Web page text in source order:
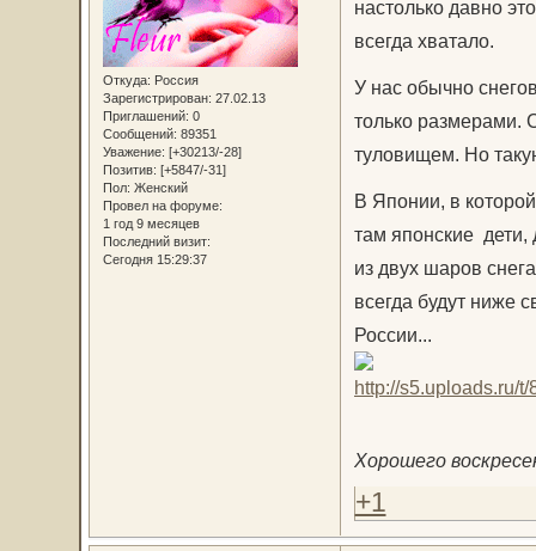
Откуда: Россия
Зарегистрирован: 27.02.13
Приглашений: 0
Сообщений: 89351
Уважение: [+30213/-28]
Позитив: [+5847/-31]
Пол: Женский
Провел на форуме:
1 год 9 месяцев
Последний визит:
Сегодня 15:29:37
настолько давно
всегда хватало.
У нас обычно
только размерами.
туловищем. Но
В Японии, в
там японские дети,
из двух шаров
всегда будут ниже
России...
Хорошего
+1